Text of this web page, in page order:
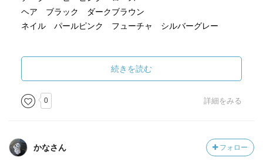
ヘア ブラック ダークブラウン
ネイル パールピンク フューチャ シルバーグレー
◆シルエット骨格診断
・ストレート
厚みのあるメリハリボディ
健康美
エルメス
続きを読む
0 詳細をみる
かなさん フォロー